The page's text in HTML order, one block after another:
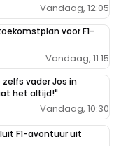
Vandaag, 12:05
voor F1-
Vandaag, 11:15
vader Jos in
het altijd!"
Vandaag, 10:30
F1-avontuur uit